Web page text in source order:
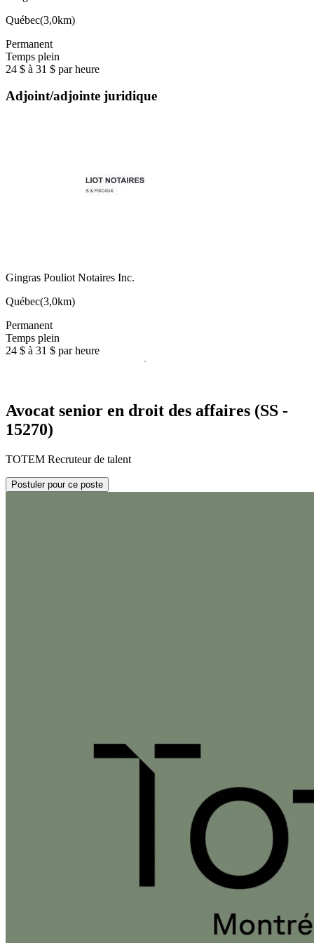
Québec(3,0km)
Permanent
Temps plein
24 $ à 31 $ par heure
Adjoint/adjointe juridique
Gingras Pouliot Notaires Inc.
Québec(3,0km)
Permanent
Temps plein
24 $ à 31 $ par heure
Avocat senior en droit des affaires (SS -
15270)
TOTEM Recruteur de talent
Postuler pour ce poste